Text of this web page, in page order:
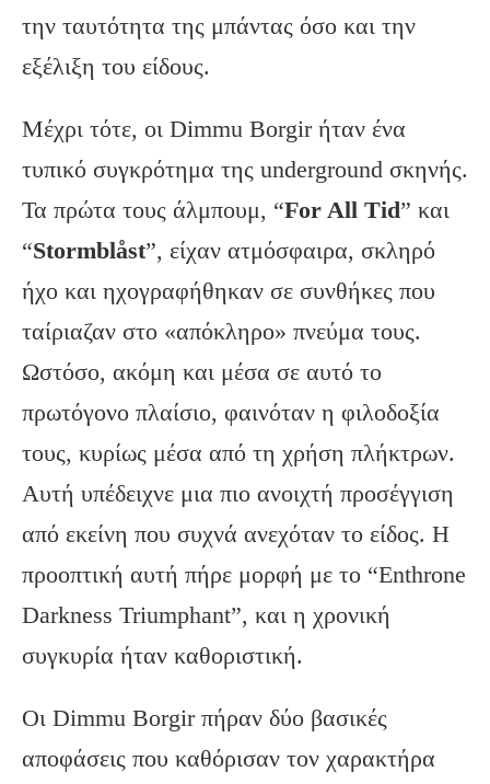
την ταυτότητα της μπάντας όσο και την
εξέλιξη του είδους.
Μέχρι τότε, οι Dimmu Borgir ήταν ένα
τυπικό συγκρότημα της underground σκηνής.
Τα πρώτα τους άλμπουμ, “For All Tid” και
“Stormblåst”, είχαν ατμόσφαιρα, σκληρό
ήχο και ηχογραφήθηκαν σε συνθήκες που
ταίριαζαν στο «απόκληρο» πνεύμα τους.
Ωστόσο, ακόμη και μέσα σε αυτό το
πρωτόγονο πλαίσιο, φαινόταν η φιλοδοξία
τους, κυρίως μέσα από τη χρήση πλήκτρων.
Αυτή υπέδειχνε μια πιο ανοιχτή προσέγγιση
από εκείνη που συχνά ανεχόταν το είδος. Η
προοπτική αυτή πήρε μορφή με το “Enthrone
Darkness Triumphant”, και η χρονική
συγκυρία ήταν καθοριστική.
Οι Dimmu Borgir πήραν δύο βασικές
αποφάσεις που καθόρισαν τον χαρακτήρα